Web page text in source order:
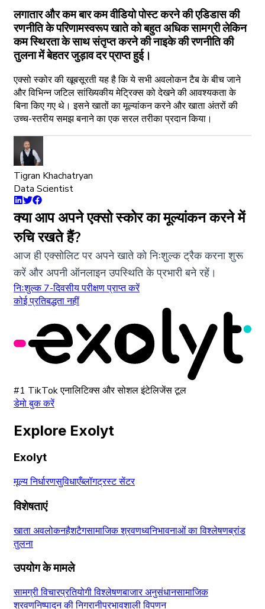
लगातार और कम बार कम वीडियो पोस्ट करने की एडिडास की
रणनीति के परिणामस्वरूप खाते को बहुत अधिक सामग्री लेकिन
कम स्थिरता के साथ संतृप्त करने की नाइके की रणनीति की
तुलना में बेहतर जुड़ाव दर प्राप्त हुई।
एक्सो स्कोर की खूबसूरती यह है कि ये सभी अवलोकन टैब के बीच जाने
और विभिन्न जटिल सांख्यिकीय मेट्रिक्स को देखने की आवश्यकता के
बिना किए गए थे। इसने खातों का मूल्यांकन करने और खाता अंतरों की
उच्च-स्तरीय समझ बनाने का एक सरल तरीका प्रदान किया।
Tigran Khachatryan
Data Scientist
क्या आप अपने एक्सो स्कोर का मूल्यांकन करने में
रुचि रखते हैं?
आज ही एक्सोलिट पर अपने खाते को निःशुल्क ट्रैक करना शुरू
करें और अपनी ऑनलाइन उपस्थिति के प्रभारी बने रहें।
निःशुल्क 7-दिवसीय परीक्षण प्राप्त करें
कोई प्रतिबद्धता नहीं
#1 TikTok एनालिटिक्स और सोशल इंटेलिजेंस टूल
डेमो बुक करें
Explore Exolyt
Exolyt
मूल्य निर्धारणसुविधाएँब्लॉगट्रस्ट सेंटर
विशेषताएं
खाता अवलोकनहैशटैगसामाजिक श्रवणध्वनिभावनाओं का विश्लेषणब्रांड
तुलना
उपयोग के मामले
सामग्री विचारप्रतियोगी विश्लेषणबाजार अनुसंधानसामाजिक
श्रवणनिष्पादन की निगरानीप्रभावशाली विपणन